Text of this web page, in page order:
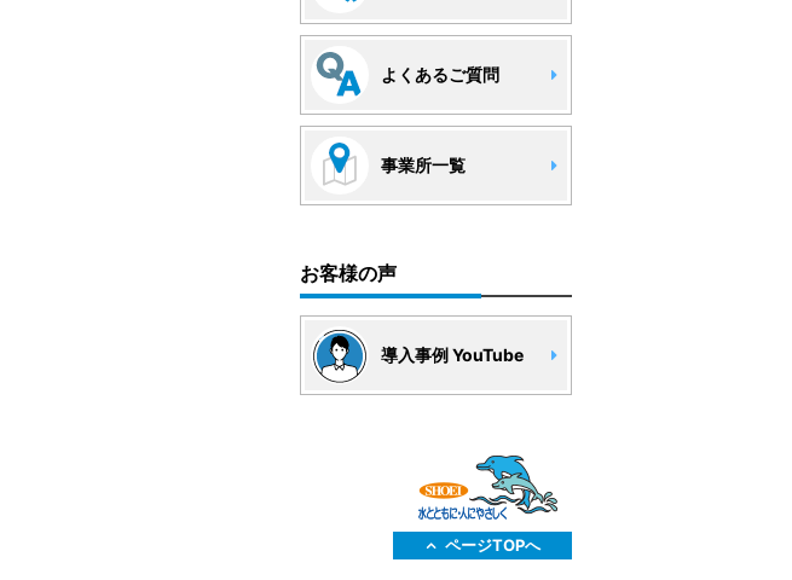
よくあるご質問
事業所一覧
お客様の声
導入事例 YouTube
ページTOPへ